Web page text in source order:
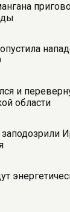
и
области